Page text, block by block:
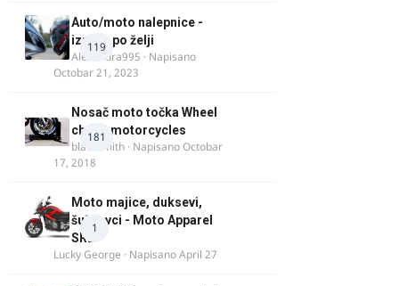
119
Auto/moto nalepnice -
izrada po želji
Alexandra995 · Napisano
Octobar 21, 2023
181
Nosač moto točka Wheel
chock motorcycles
blacksmith · NapisanoOctobar
17, 2018
1
Moto majice, duksevi,
šuškavci - Moto Apparel
SRB
Lucky George · NapisanoApril 27